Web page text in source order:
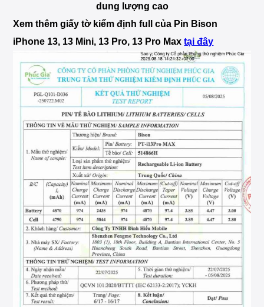
dung lượng cao
Xem thêm giấy tờ kiểm định full của Pin Bison
iPhone 13, 13 Mini, 13 Pro, 13 Pro Maxtại đây